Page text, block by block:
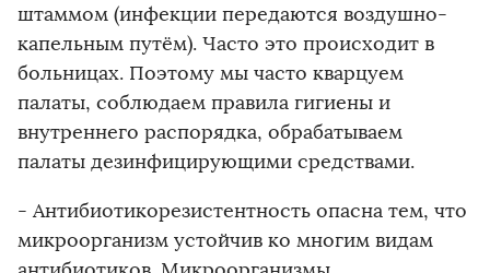
штаммом (инфекции передаются воздушно-
капельным путём). Часто это происходит в
больницах. Поэтому мы часто кварцуем
палаты, соблюдаем правила гигиены и
внутреннего распорядка, обрабатываем
палаты дезинфицирующими средствами.
- Антибиотикорезистентность опасна тем, что
микроорганизм устойчив ко многим видам